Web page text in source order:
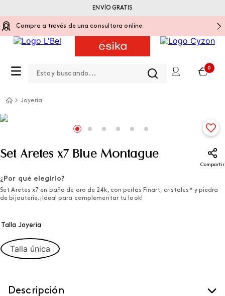
Compra a través de una consultora online
0
ENVÍO GRATIS
Joyería
Set Aretes x7 Blue Montague
Compartir
¿Por qué elegirlo?
Set Aretes x7 en baño de oro de 24k, con perlas Finart, cristales* y piedra
de bijouterie. ¡Ideal para complementar tu look!
Talla Joyeria
Talla única
Descripción